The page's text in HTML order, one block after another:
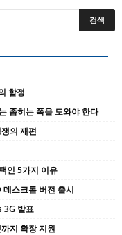
함정
좁히는 쪽을 도와야 한다
의 재편
인 5가지 이유
데스크톱 버전 출시
3G 발표
지 확장 지원